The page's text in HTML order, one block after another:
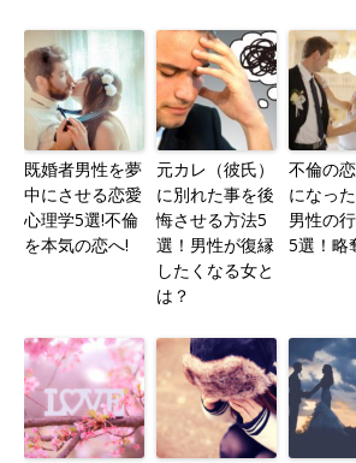
既婚者男性を夢
中にさせる恋愛
心理学5選!不倫
を本気の恋へ!
元カレ（彼氏）
に別れた事を後
悔させる方法5
選！男性が復縁
したくなる女と
は？
不倫の
になっ
男性の
5選！略